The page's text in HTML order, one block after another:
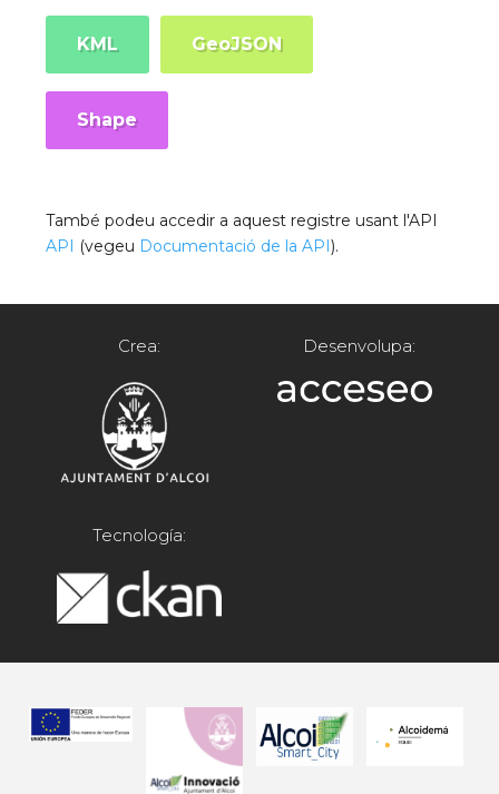
KML GeoJSON
Shape
També podeu accedir a aquest registre usant l'API
API (vegeu Documentació de la API).
Crea: Desenvolupa:
Tecnología: